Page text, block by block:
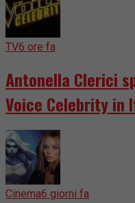
TV6 ore fa
Antonella Clerici
Voice Celebrity in
Cinema6 giorni fa